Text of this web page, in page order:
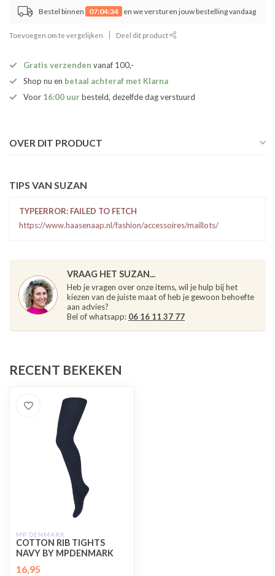
Bestel binnen 07:04:34 en we versturen jouw bestelling vandaag
Toevoegen om te vergelijken Deel dit product
Gratis verzenden vanaf 100,-
Shop nu en betaal achteraf met Klarna
Voor 16:00 uurbesteld, dezelfde dag verstuurd
OVER DIT PRODUCT
TIPS VAN SUZAN
TYPEERROR: FAILED TO FETCH
https://www.haasenaap.nl/fashion/accessoires/maillots/
VRAAG HET SUZAN...
Heb je vragen over onze items, wil je hulp bij het
kiezen van de juiste maat of heb je gewoon behoefte
aan advies?
Bel of whatsapp: 06 16 11 37 77
RECENT BEKEKEN
MP DENMARK
COTTON RIB TIGHTS
NAVY BY MPDENMARK
16,95